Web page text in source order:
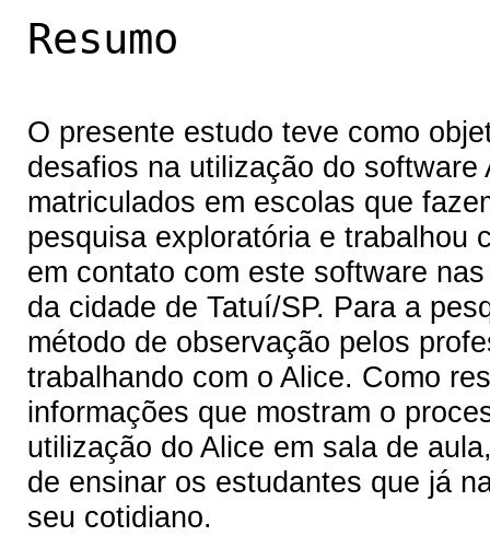
Resumo
O presente estudo teve como
desafios na utilização do
matriculados em escolas que
pesquisa exploratória e trabalhou
em contato com este software
da cidade de Tatuí/SP. Para a
método de observação pelos
trabalhando com o Alice. Como
informações que mostram o
utilização do Alice em sala de
de ensinar os estudantes que já
seu cotidiano.